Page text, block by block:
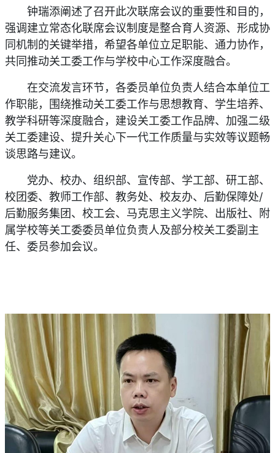
钟瑞添阐述了召开此次联席会议的重要性和目的，
强调建立常态化联席会议制度是整合育人资源、形成协
同机制的关键举措，希望各单位立足职能、通力协作，
共同推动关工委工作与学校中心工作深度融合。
在交流发言环节，各委员单位负责人结合本单位工
作职能，围绕推动关工委工作与思想教育、学生培养、
教学科研等深度融合，建设关工委工作品牌、加强二级
关工委建设、提升关心下一代工作质量与实效等议题畅
谈思路与建议。
党办、校办、组织部、宣传部、学工部、研工部、
校团委、教师工作部、教务处、校友办、后勤保障处/
后勤服务集团、校工会、马克思主义学院、出版社、附
属学校等关工委委员单位负责人及部分校关工委副主
任、委员参加会议。